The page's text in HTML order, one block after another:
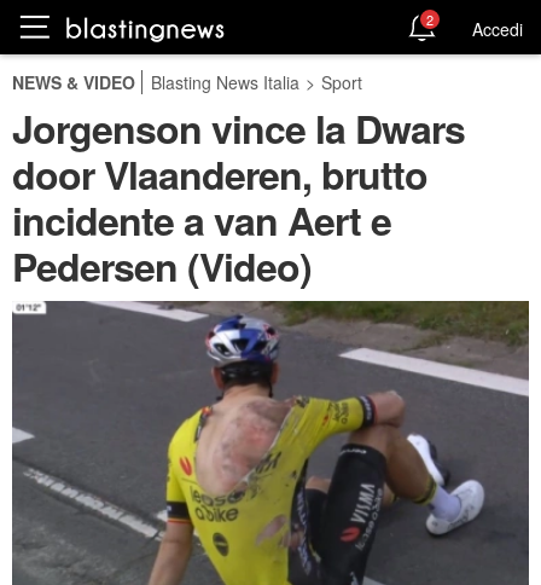
2 Accedi
NEWS & VIDEO Blasting News Italia > Sport
Jorgenson vince la Dwars
door Vlaanderen, brutto
incidente a van Aert e
Pedersen (Video)